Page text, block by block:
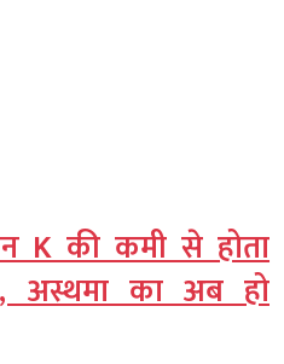
K की कमी से होता
अस्थमा का अब हो